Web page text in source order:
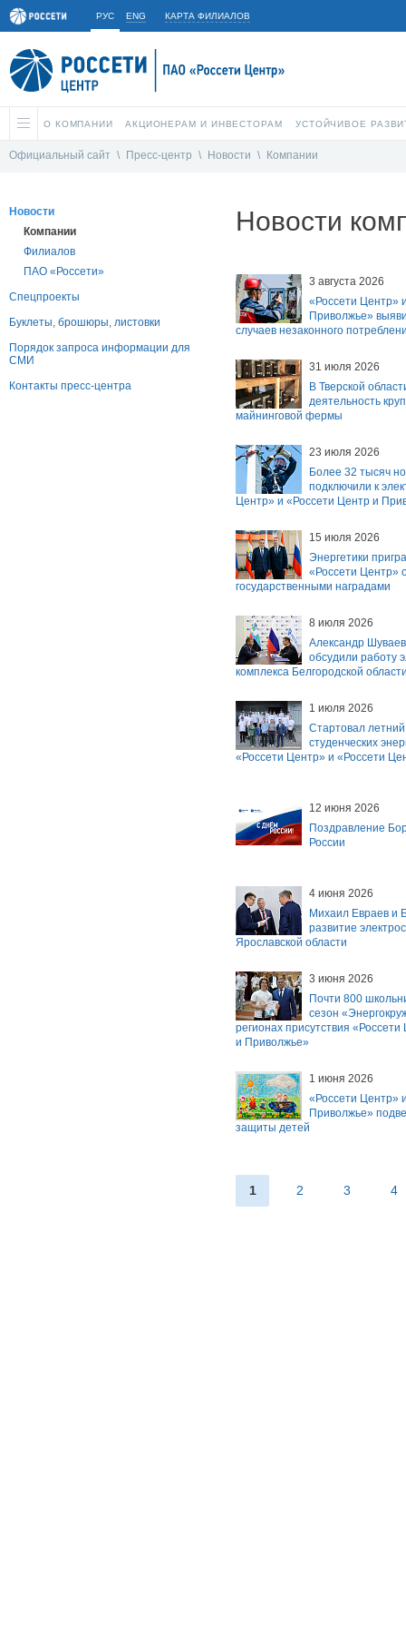
РУС ENG КАРТА ФИЛИАЛОВ
О КОМПАНИИ АКЦИОНЕРАМ И ИНВЕСТОРАМ УСТОЙЧИВОЕ
Официальный сайт \ Пресс-центр \ Новости \ Компании
Новости
Компании
Филиалов
ПАО «Россети»
Спецпроекты
Буклеты, брошюры, листовки
Порядок запроса информации для
СМИ
Контакты пресс-центра
Новости
3 августа 2026
«Россети Центр»
Приволжье»
случаев незаконного
31 июля 2026
В Тверской
деятельность
майнинговой фермы
23 июля 2026
Более 32 тысяч
подключили к
Центр» и «Россети Центр и
15 июля 2026
Энергетики
«Россети Центр»
государственными наградами
8 июля 2026
Александр
обсудили работу
комплекса Белгородской
1 июля 2026
Стартовал
студенческих
«Россети Центр» и «Россети
12 июня 2026
Поздравление
России
4 июня 2026
Михаил Евраев и
развитие
Ярославской области
3 июня 2026
Почти 800
сезон
регионах присутствия
и Приволжье»
1 июня 2026
«Россети Центр»
Приволжье»
защиты детей
1 2 3 4